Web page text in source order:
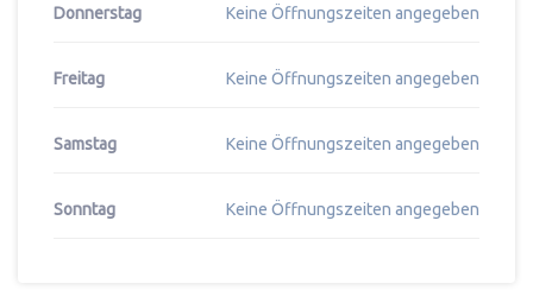
Donnerstag Keine Öffnungszeiten angegeben
Freitag Keine Öffnungszeiten angegeben
Samstag Keine Öffnungszeiten angegeben
Sonntag Keine Öffnungszeiten angegeben